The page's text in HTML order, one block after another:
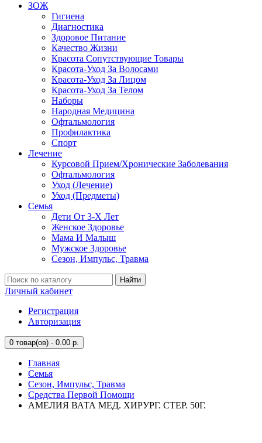
ЗОЖ
Гигиена
Диагностика
Здоровое Питание
Качество Жизни
Красота Сопутствующие Товары
Красота-Уход За Волосами
Красота-Уход За Лицом
Красота-Уход За Телом
Наборы
Народная Медицина
Офтальмология
Профилактика
Спорт
Лечение
Курсовой Прием/Хронические Заболевания
Офтальмология
Уход (Лечение)
Уход (Предметы)
Семья
Дети От 3-Х Лет
Женское Здоровье
Мама И Малыш
Мужское Здоровье
Сезон, Импульс, Травма
Найти
Личный кабинет
Регистрация
Авторизация
0 товар(ов) - 0.00 р.
Главная
Семья
Сезон, Импульс, Травма
Средства Первой Помощи
АМЕЛИЯ ВАТА МЕД. ХИРУРГ. СТЕР. 50Г.